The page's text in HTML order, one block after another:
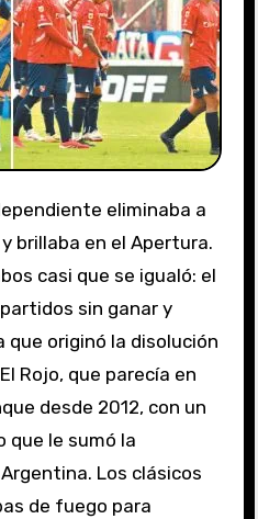
brillaba en el Apertura.
casi que se igualó: el
sin ganar y
originó la disolución
Rojo, que parecía en
desde 2012, con un
que le sumó la
Los clásicos
de fuego para